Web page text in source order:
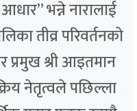
भन्ने नारालाई
तीव्र परिवर्तनको
प्रमुख श्री आइतमान
नेतृत्वले पछिल्ला